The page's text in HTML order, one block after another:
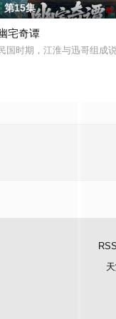
低调扎纸维生，却因一
第15集
宅奇谭
国时期，江淮与迅哥组成